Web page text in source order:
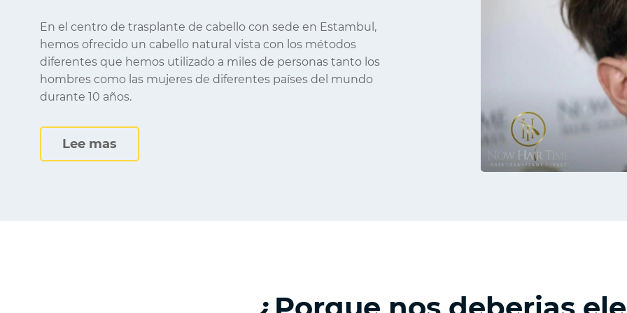
En el centro de trasplante de cabello con sede en Estambul,
hemos ofrecido un cabello natural vista con los métodos
diferentes que hemos utilizado a miles de personas tanto los
hombres como las mujeres de diferentes países del mundo
durante 10 años.
Lee mas